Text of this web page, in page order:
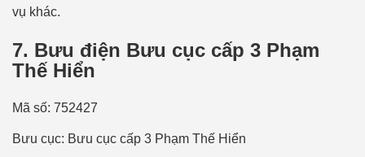
vụ khác.
7. Bưu điện Bưu cục cấp 3 Phạm
Thế Hiển
Mã số: 752427
Bưu cục: Bưu cục cấp 3 Phạm Thế Hiển